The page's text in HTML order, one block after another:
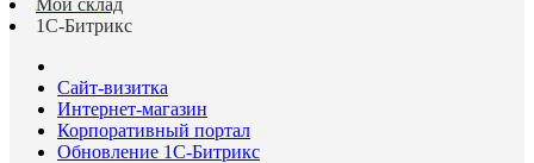
Мой склад
1С-Битрикс
Сайт-визитка
Интернет-магазин
Корпоративный портал
Обновление 1С-Битрикс